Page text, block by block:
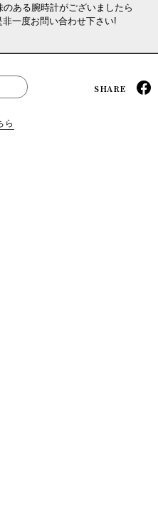
ある腕時計がございましたら
非一度お問い合わせ下さい!
SHARE
ら